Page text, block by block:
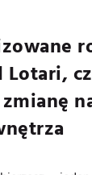
Lotari,